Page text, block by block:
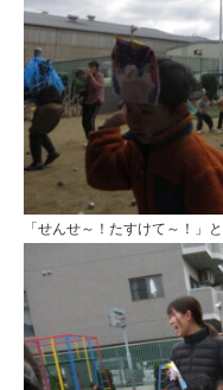
「せんせ～！たすけて～！」